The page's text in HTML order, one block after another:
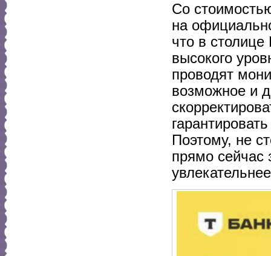
Со
на
что в столице
высокого
проводят
возможное и
Поэтому, не
прямо сейчас